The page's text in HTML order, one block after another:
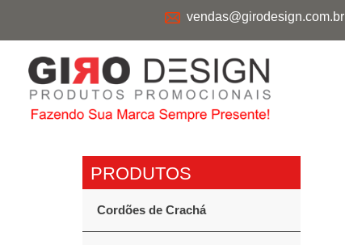
vendas@girodesign.com.br
Cordões de Crachá